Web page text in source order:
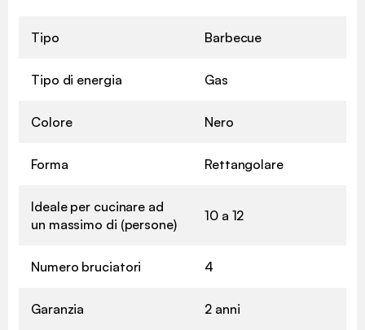
Tipo Barbecue
Tipo di energia Gas
Colore Nero
Forma Rettangolare
Ideale per cucinare ad
un massimo di (persone)
10 a 12
Numero bruciatori 4
Garanzia 2 anni